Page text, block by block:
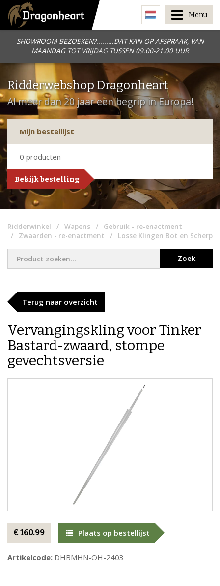
SHOWROOM BEZOEKEN?.........DAT KAN OP AFSPRAAK, VAN
MAANDAG TOT VRIJDAG TUSSEN 09.00-21.00 UUR
Menu
Ridderwebshop Dragonheart
Al meer dan 20 jaar een begrip in Europa!
Mijn bestellijst
0 producten
Bekijk bestelling
Ridderwinkel Wapens
Gebruik - re-enactment
Zwaarden - re-enactment
Losse Klingen Bot en Scherp
Zoek
Terug naar overzicht
Vervangingskling voor Tinker
Bastard-zwaard, stompe
gevechtsversie
€ 160.99 Plaats op bestellijst
Artikelcode: DHBMHN-OH-2403